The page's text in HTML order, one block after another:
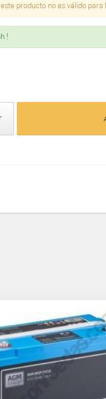
producto no es válido
!